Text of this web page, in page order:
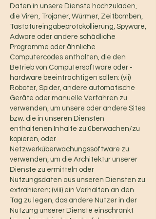
Daten in unsere Dienste hochzuladen,
die Viren, Trojaner, Würmer, Zeitbomben,
Tastatureingabeprotokollierung, Spyware,
Adware oder andere schädliche
Programme oder ähnliche
Computercodes enthalten, die den
Betrieb von Computersoftware oder -
hardware beeinträchtigen sollen; (vii)
Roboter, Spider, andere automatische
Geräte oder manuelle Verfahren zu
verwenden, um unsere oder andere Sites
bzw. die in unseren Diensten
enthaltenen Inhalte zu überwachen/zu
kopieren, oder
Netzwerküberwachungssoftware zu
verwenden, um die Architektur unserer
Dienste zu ermitteln oder
Nutzungsdaten aus unseren Diensten zu
extrahieren; (viii) ein Verhalten an den
Tag zu legen, das andere Nutzer in der
Nutzung unserer Dienste einschränkt